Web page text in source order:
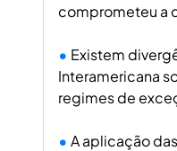
comprometeu a
Existem
Interamericana
regimes de
A aplicação